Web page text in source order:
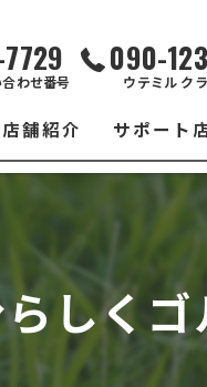
わせ番号
090-
ウテミル ク
店舗紹介
ウテミル 浦安駅前店
市原インドアゴルフ
ウテミルスクール高崎店
サポート
シミュレ
スズヨンゴ
しく